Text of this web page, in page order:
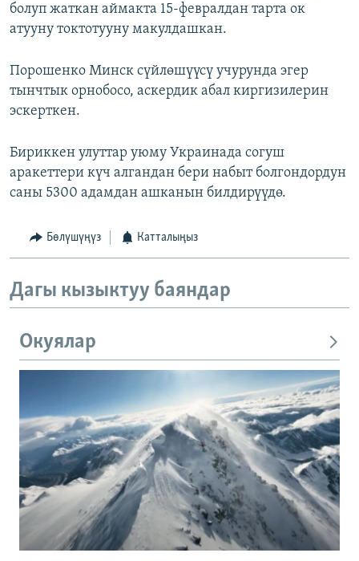
болуп жаткан аймакта 15-февралдан тарта ок
атууну токтотууну макулдашкан.
Порошенко Минск сүйлөшүүсү учурунда эгер
тынчтык орнобосо, аскердик абал киргизилерин
эскерткен.
Бириккен улуттар уюму Украинада согуш
аракеттери күч алгандан бери набыт болгондордун
саны 5300 адамдан ашканын билдирүүдө.
Бөлүшүңүз Катталыңыз
Дагы кызыктуу баяндар
Окуялар